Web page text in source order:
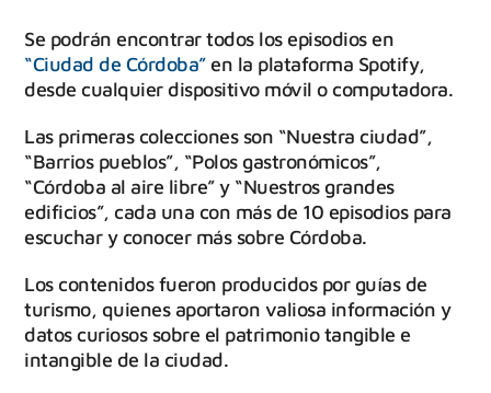
Se podrán encontrar todos los episodios en
“Ciudad de Córdoba”en la plataforma Spotify,
desde cualquier dispositivo móvil o computadora.
Las primeras colecciones son “Nuestra ciudad”,
“Barrios pueblos”, “Polos gastronómicos”,
“Córdoba al aire libre” y “Nuestros grandes
edificios”, cada una con más de 10 episodios para
escuchar y conocer más sobre Córdoba.
Los contenidos fueron producidos por guías de
turismo, quienes aportaron valiosa información y
datos curiosos sobre el patrimonio tangible e
intangible de la ciudad.